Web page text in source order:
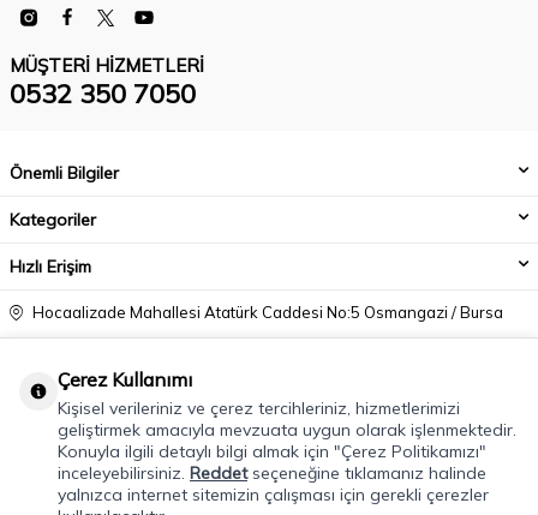
MÜŞTERI HIZMETLERI
0532 350 7050
Önemli Bilgiler
Kategoriler
Hızlı Erişim
Hocaalizade Mahallesi Atatürk Caddesi No:5 Osmangazi / Bursa
info@modacadiri.com
Çerez Kullanımı
Kişisel verileriniz ve çerez tercihleriniz, hizmetlerimizi
geliştirmek amacıyla mevzuata uygun olarak işlenmektedir.
Konuyla ilgili detaylı bilgi almak için "Çerez Politikamızı"
inceleyebilirsiniz. Reddetseçeneğine tıklamanız halinde
yalnızca internet sitemizin çalışması için gerekli çerezler